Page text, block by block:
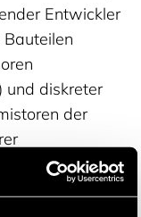
Entwickler
und diskreter
der